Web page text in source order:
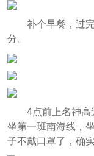
补个早餐，过
分。
4点前上名神高
坐第一班南海线，
子不戴口罩了，确